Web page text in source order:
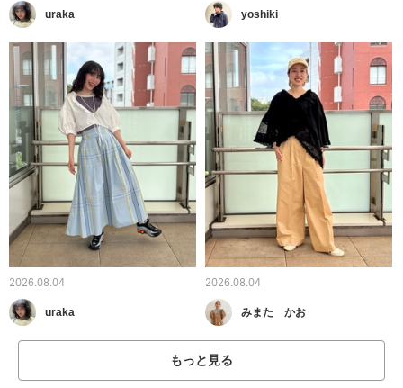
uraka yoshiki
2026.08.04
uraka
2026.08.04
みまた かお
もっと見る